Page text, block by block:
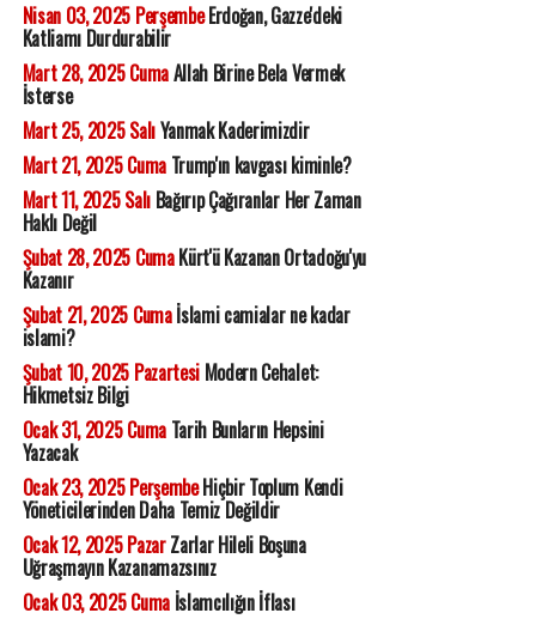
Nisan 03, 2025 PerşembeErdoğan, Gazze'deki
Katliamı Durdurabilir
Mart 28, 2025 CumaAllah Birine Bela Vermek
İsterse
Mart 25, 2025 SalıYanmak Kaderimizdir
Mart 21, 2025 CumaTrump'ın kavgası kiminle?
Mart 11, 2025 SalıBağırıp Çağıranlar Her Zaman
Haklı Değil
Şubat 28, 2025 CumaKürt'ü Kazanan Ortadoğu'yu
Kazanır
Şubat 21, 2025 Cumaİslami camialar ne kadar
islami?
Şubat 10, 2025 PazartesiModern Cehalet:
Hikmetsiz Bilgi
Ocak 31, 2025 CumaTarih Bunların Hepsini
Yazacak
Ocak 23, 2025 PerşembeHiçbir Toplum Kendi
Yöneticilerinden Daha Temiz Değildir
Ocak 12, 2025 PazarZarlar Hileli Boşuna
Uğraşmayın Kazanamazsınız
Ocak 03, 2025 Cumaİslamcılığın İflası